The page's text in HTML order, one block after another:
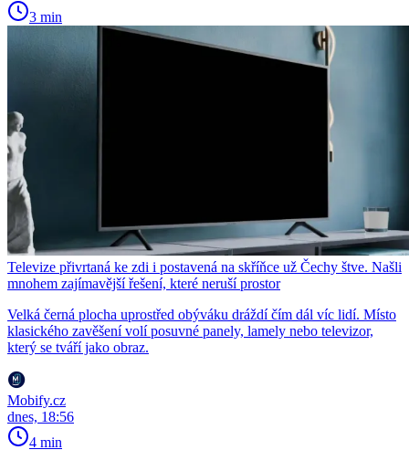
3 min
Televize přivrtaná ke zdi i postavená na skříňce už Čechy štve. Našli
mnohem zajímavější řešení, které neruší prostor
Velká černá plocha uprostřed obýváku dráždí čím dál víc lidí. Místo
klasického zavěšení volí posuvné panely, lamely nebo televizor,
který se tváří jako obraz.
Mobify.cz
dnes, 18:56
4 min